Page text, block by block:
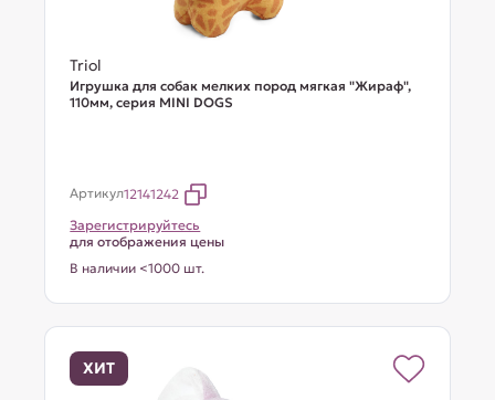
Triol
Игрушка для собак мелких пород мягкая "Жираф",
110мм, серия MINI DOGS
Артикул12141242
Зарегистрируйтесь
для отображения цены
В наличии <1000 шт.
ХИТ